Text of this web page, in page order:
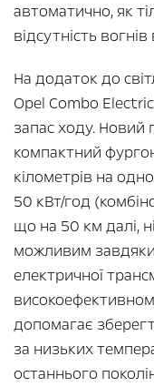
автоматично, як
відсутність
На додаток до
Opel Combo
запас ходу. Новий
компактний
кілометрів на
50 кВт/год
що на 50 км далі,
можливим
електричної
допомагає
за низьких
останнього